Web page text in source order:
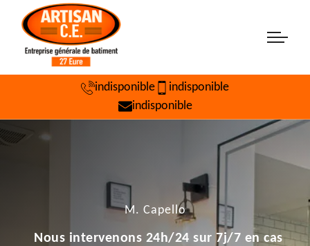
indisponible
indisponible
indisponible
M. Capello
Nous intervenons 24h/24 sur 7j/7 en cas